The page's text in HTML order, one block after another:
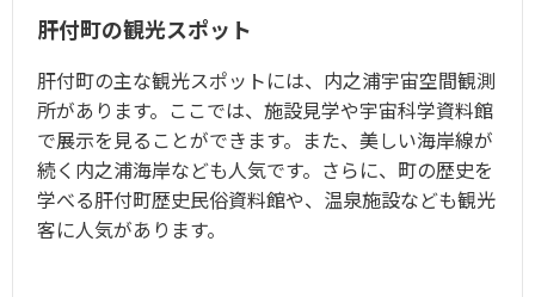
肝付町の観光スポット
肝付町の主な観光スポットには、内之浦宇宙空間観測
所があります。ここでは、施設見学や宇宙科学資料館
で展示を見ることができます。また、美しい海岸線が
続く内之浦海岸なども人気です。さらに、町の歴史を
学べる肝付町歴史民俗資料館や、温泉施設なども観光
客に人気があります。